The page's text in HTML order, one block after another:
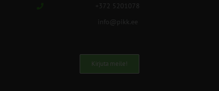
+372 5201078
info@pikk.ee
Kirjuta meile!